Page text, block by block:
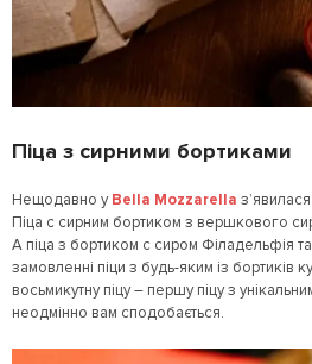
Піца з сирними бортиками
Нещодавно уBella Mozzarella
Піца с сирним бортиком з вершкового
А піца з бортиком с сиром Філадельфія
замовленні піци з будь-яким із бортиків
восьмикутну піцу – першу піцу з
неодмінно вам сподобається.